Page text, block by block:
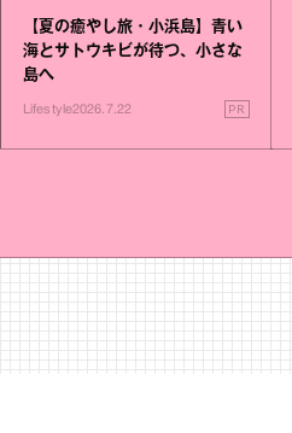
【夏の癒やし旅・小浜島】青い
海とサトウキビが待つ、小さな
島へ
Lifestyle2026.7.22 PR